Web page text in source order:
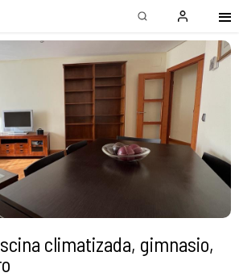
climatizada, gimnasio,